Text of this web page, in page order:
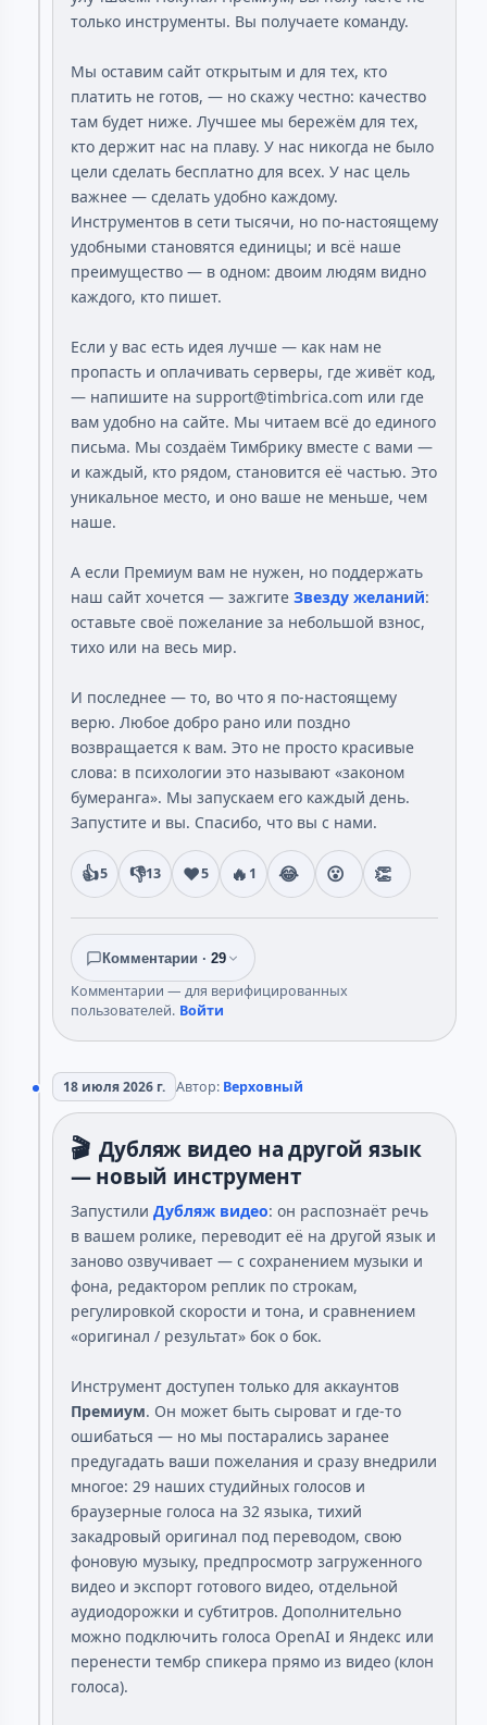
только инструменты. Вы получаете команду.
Мы оставим сайт открытым и для тех, кто
платить не готов, — но скажу честно: качество
там будет ниже. Лучшее мы бережём для тех,
кто держит нас на плаву. У нас никогда не было
цели сделать бесплатно для всех. У нас цель
важнее — сделать удобно каждому.
Инструментов в сети тысячи, но по-настоящему
удобными становятся единицы; и всё наше
преимущество — в одном: двоим людям видно
каждого, кто пишет.
Если у вас есть идея лучше — как нам не
пропасть и оплачивать серверы, где живёт код,
— напишите на support@timbrica.com или где
вам удобно на сайте. Мы читаем всё до единого
письма. Мы создаём Тимбрику вместе с вами —
и каждый, кто рядом, становится её частью. Это
уникальное место, и оно ваше не меньше, чем
наше.
А если Премиум вам не нужен, но поддержать
наш сайт хочется — зажгите Звезду желаний:
оставьте своё пожелание за небольшой взнос,
тихо или на весь мир.
И последнее — то, во что я по-настоящему
верю. Любое добро рано или поздно
возвращается к вам. Это не просто красивые
слова: в психологии это называют «законом
бумеранга». Мы запускаем его каждый день.
Запустите и вы. Спасибо, что вы с нами.
👍5 👎13 ❤️5 🔥 1 😂 😮 👏
Комментарии · 29
Комментарии — для верифицированных
пользователей. Войти
18 июля 2026 г. Автор: Верховный
🎬 Дубляж видео на другой язык
— новый инструмент
Запустили Дубляж видео: он распознаёт речь
в вашем ролике, переводит её на другой язык и
заново озвучивает — с сохранением музыки и
фона, редактором реплик по строкам,
регулировкой скорости и тона, и сравнением
«оригинал / результат» бок о бок.
Инструмент доступен только для аккаунтов
Премиум. Он может быть сыроват и где-то
ошибаться — но мы постарались заранее
предугадать ваши пожелания и сразу внедрили
многое: 29 наших студийных голосов и
браузерные голоса на 32 языка, тихий
закадровый оригинал под переводом, свою
фоновую музыку, предпросмотр загруженного
видео и экспорт готового видео, отдельной
аудиодорожки и субтитров. Дополнительно
можно подключить голоса OpenAI и Яндекс или
перенести тембр спикера прямо из видео (клон
голоса).